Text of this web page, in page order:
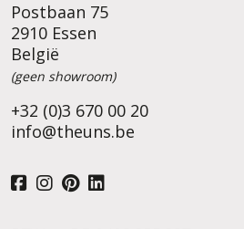
Postbaan 75
2910 Essen
België
(geen showroom)
+32 (0)3 670 00 20
info@theuns.be